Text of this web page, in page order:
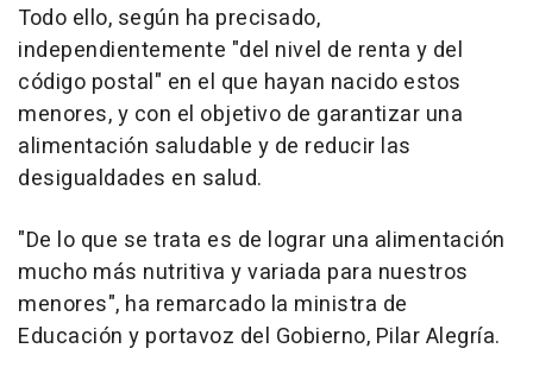
Todo ello, según ha precisado,
independientemente "del nivel de renta y del
código postal" en el que hayan nacido estos
menores, y con el objetivo de garantizar una
alimentación saludable y de reducir las
desigualdades en salud.
"De lo que se trata es de lograr una alimentación
mucho más nutritiva y variada para nuestros
menores", ha remarcado la ministra de
Educación y portavoz del Gobierno, Pilar Alegría.